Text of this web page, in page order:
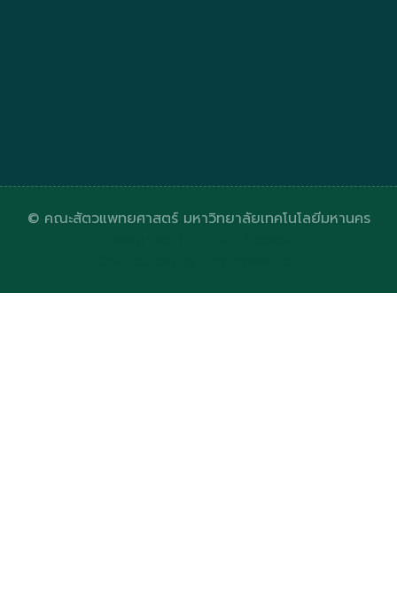
© คณะสัตวแพทยศาสตร์ มหาวิทยาลัยเทคโนโลยีมหานคร